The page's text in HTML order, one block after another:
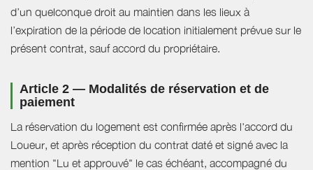
d’un quelconque droit au maintien dans les lieux à
l’expiration de la période de location initialement prévue sur le
présent contrat, sauf accord du propriétaire.
Article 2 — Modalités de réservation et de
paiement
La réservation du logement est confirmée après l'accord du
Loueur, et après réception du contrat daté et signé avec la
mention "Lu et approuvé" le cas échéant, accompagné du